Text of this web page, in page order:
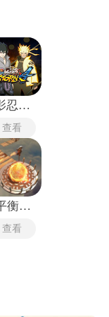
火影忍者究极风暴4手机版
查看
3d平衡球手机版
查看